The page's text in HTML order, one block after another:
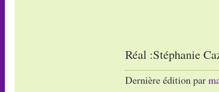
Réal :Stéphanie
Dernière édition par